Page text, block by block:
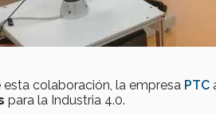
esta colaboración, la empresa PTC
para la Industria 4.0.